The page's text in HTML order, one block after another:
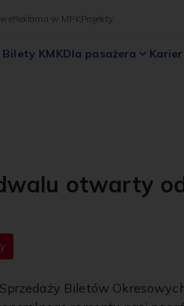
Reklama w MPKProjekty
Bilety KMKDla pasażera
otwarty
Biletów